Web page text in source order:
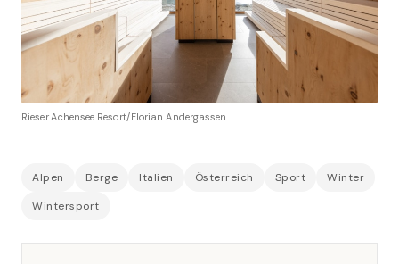
Rieser Achensee Resort/Florian Andergassen
Alpen Berge Italien Österreich Sport
Winter
Wintersport